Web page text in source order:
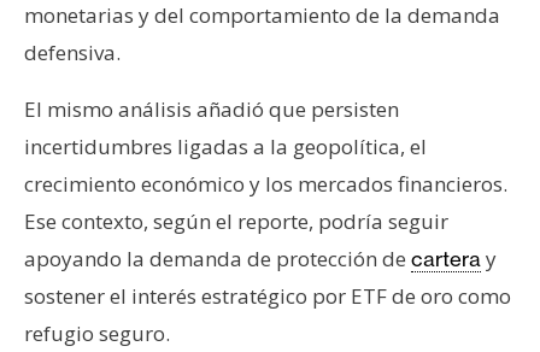
monetarias y del comportamiento de la demanda
defensiva.
El mismo análisis añadió que persisten
incertidumbres ligadas a la geopolítica, el
crecimiento económico y los mercados financieros.
Ese contexto, según el reporte, podría seguir
apoyando la demanda de protección de carteray
sostener el interés estratégico por ETF de oro como
refugio seguro.